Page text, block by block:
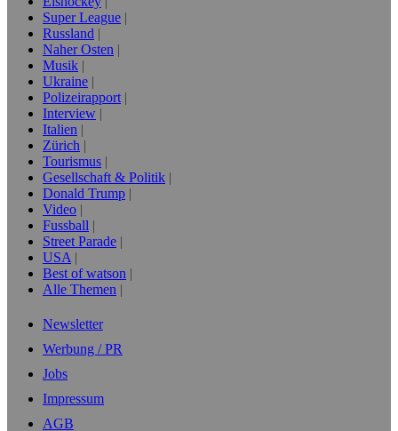
Super League
Russland
Naher Osten
Musik
Ukraine
Polizeirapport
Interview
Italien
Zürich
Tourismus
Gesellschaft & Politik
Donald Trump
Video
Fussball
Street Parade
USA
Best of watson
Alle Themen
Newsletter
Werbung / PR
Jobs
Impressum
AGB